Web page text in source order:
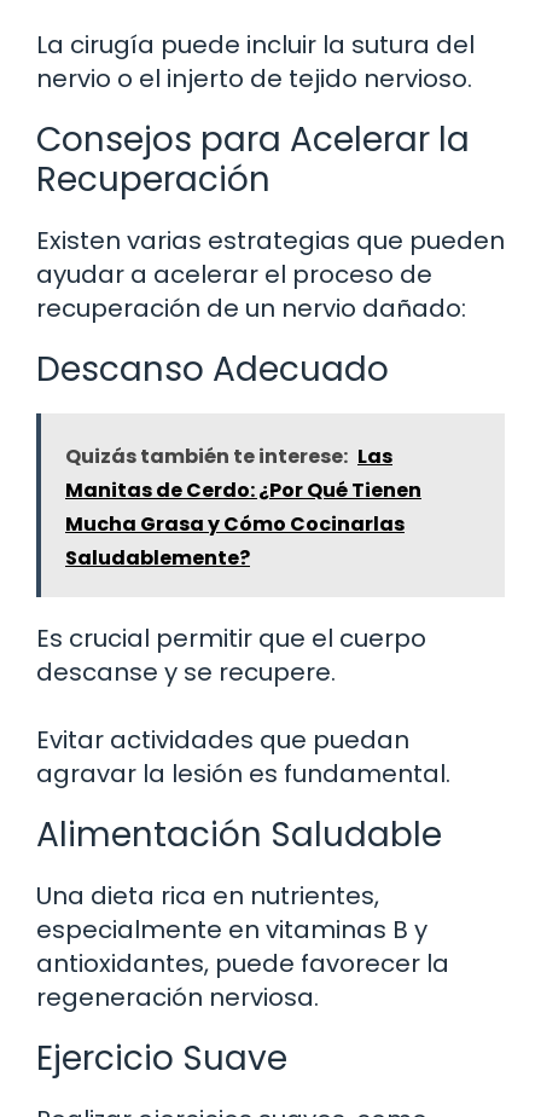
La cirugía puede incluir la sutura del
nervio o el injerto de tejido nervioso.
Consejos para Acelerar la
Recuperación
Existen varias estrategias que pueden
ayudar a acelerar el proceso de
recuperación de un nervio dañado:
Descanso Adecuado
Quizás también te interese: Las
Manitas de Cerdo: ¿Por Qué Tienen
Mucha Grasa y Cómo Cocinarlas
Saludablemente?
Es crucial permitir que el cuerpo
descanse y se recupere.
Evitar actividades que puedan
agravar la lesión es fundamental.
Alimentación Saludable
Una dieta rica en nutrientes,
especialmente en vitaminas B y
antioxidantes, puede favorecer la
regeneración nerviosa.
Ejercicio Suave